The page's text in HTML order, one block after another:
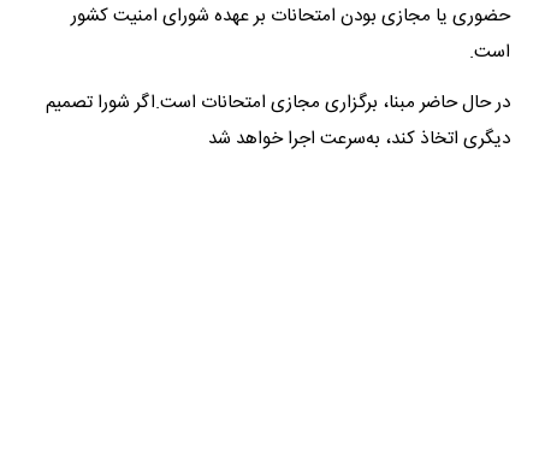
حضوری یا مجازی بودن امتحانات بر عهده شورای امنیت کشور
است.
در حال حاضر مبنا، برگزاری مجازی امتحانات است.اگر شورا تصمیم
دیگری اتخاذ کند، به‌سرعت اجرا خواهد شد